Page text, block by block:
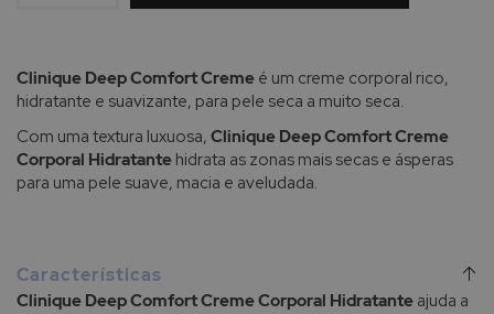
Clinique Deep Comfort Creme é um creme corporal rico,
hidratante e suavizante, para pele seca a muito seca.
Com uma textura luxuosa, Clinique Deep Comfort Creme
Corporal Hidratante hidrata as zonas mais secas e ásperas
para uma pele suave, macia e aveludada.
Características
Clinique Deep Comfort Creme Corporal Hidratante ajuda a